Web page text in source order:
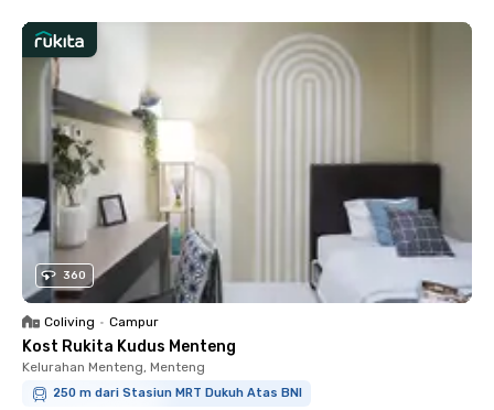
360
Coliving • Campur
Kost Rukita Kudus Menteng
Kelurahan Menteng, Menteng
250 m dari Stasiun MRT Dukuh Atas BNI